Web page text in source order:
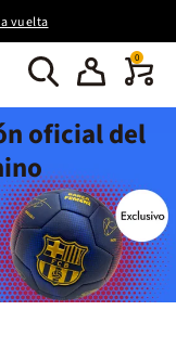
vuelta
0
oficial del